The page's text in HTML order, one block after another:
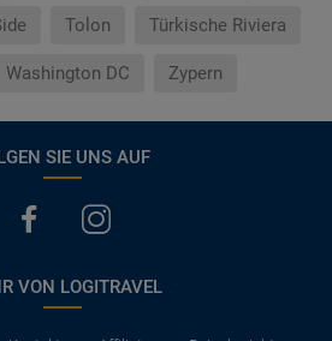
Tolon Türkische Riviera
Washington DC Zypern
SIE UNS AUF
VON LOGITRAVEL